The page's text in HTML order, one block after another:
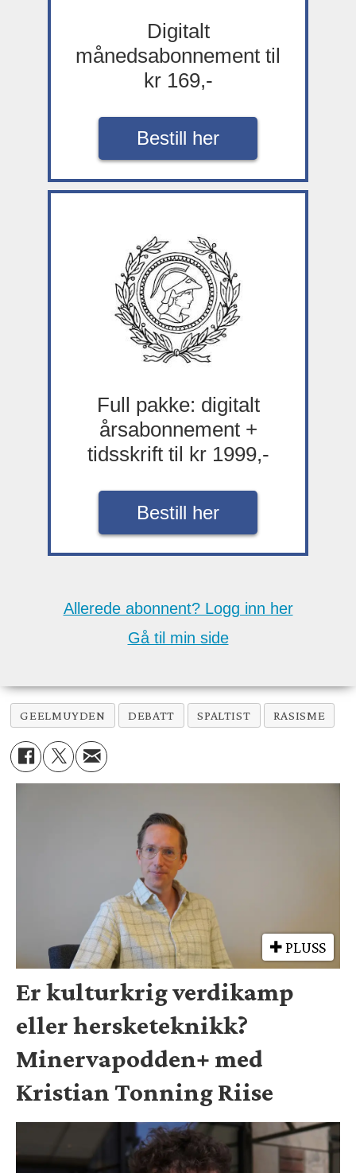
Digitalt
månedsabonnement til
kr 169,-
Bestill her
Full pakke: digitalt
årsabonnement +
tidsskrift til kr 1999,-
Bestill her
Allerede abonnent? Logg inn her
Gå til min side
GEELMUYDEN DEBATT SPALTIST RASISME
PLUSS
Er kulturkrig verdikamp
eller hersketeknikk?
Minervapodden+ med
Kristian Tonning Riise